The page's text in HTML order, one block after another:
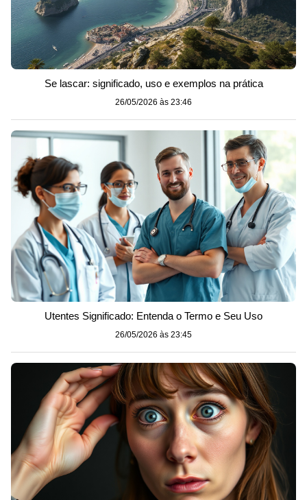
Se lascar: significado, uso e exemplos na prática
26/05/2026 às 23:46
Utentes Significado: Entenda o Termo e Seu Uso
26/05/2026 às 23:45